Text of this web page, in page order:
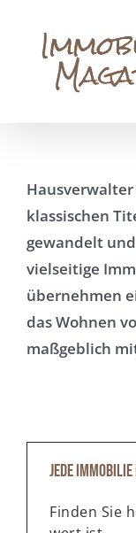
springen
klassischen
gewandelt
vielseitige
übernehmen
das Wohnen
maßgeblich
Jede
Finden Sie